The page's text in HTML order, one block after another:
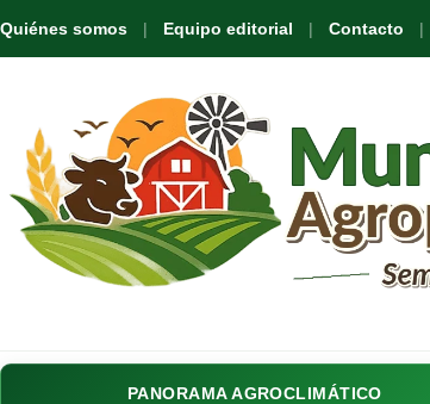
Quiénes somos Equipo editorial Contacto
PANORAMA AGROCLIMÁTICO